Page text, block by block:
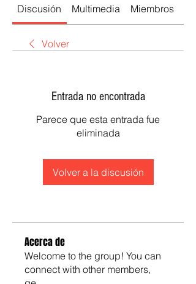
Discusión Multimedia Miembros
Volver
Entrada no encontrada
Parece que esta entrada fue
eliminada
Volver a la discusión
Acerca de
Welcome to the group! You can
connect with other members,